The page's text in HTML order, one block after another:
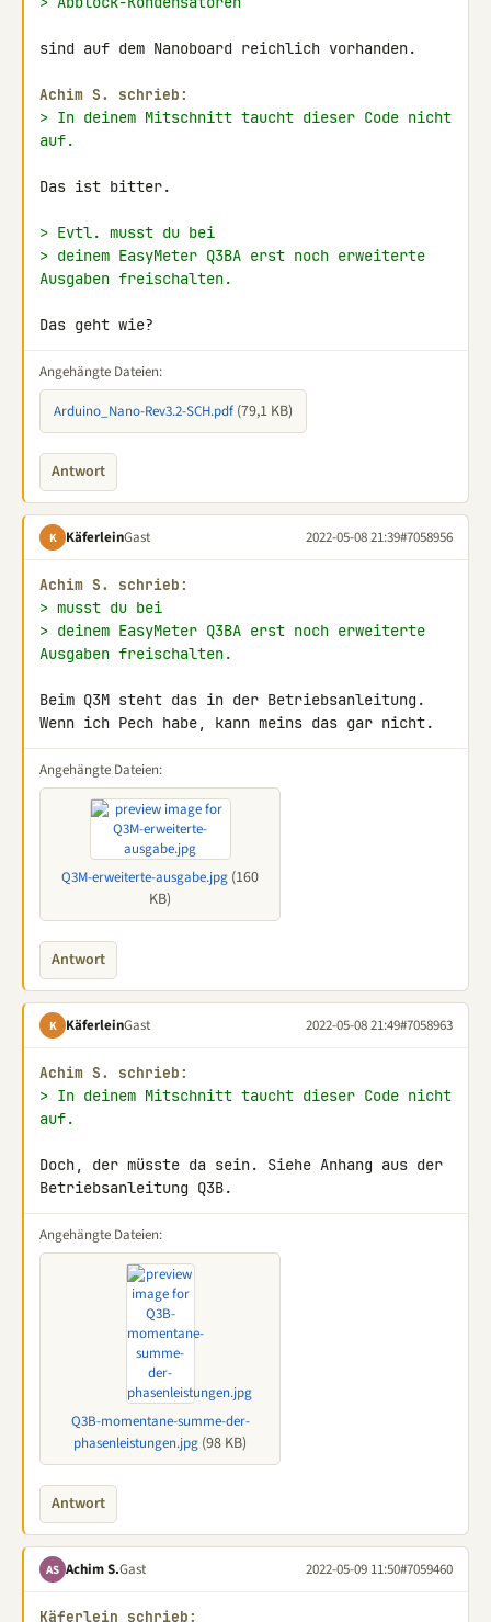
sind auf dem Nanoboard reichlich vorhanden.
Achim S. schrieb:
> In deinem Mitschnitt taucht dieser Code nicht
auf.
Das ist bitter.
> Evtl. musst du bei
> deinem EasyMeter Q3BA erst noch erweiterte
Ausgaben freischalten.
Das geht wie?
Angehängte Dateien:
Arduino_Nano-Rev3.2-SCH.pdf (79,1 KB)
Antwort
K KäferleinGast 2022-05-08 21:39#7058956
Achim S. schrieb:
> musst du bei
> deinem EasyMeter Q3BA erst noch erweiterte
Ausgaben freischalten.
Beim Q3M steht das in der Betriebsanleitung.
Wenn ich Pech habe, kann meins das gar nicht.
Angehängte Dateien:
Q3M-erweiterte-ausgabe.jpg (160
KB)
Antwort
K KäferleinGast 2022-05-08 21:49#7058963
Achim S. schrieb:
> In deinem Mitschnitt taucht dieser Code nicht
auf.
Doch, der müsste da sein. Siehe Anhang aus der
Betriebsanleitung Q3B.
Angehängte Dateien:
Q3B-momentane-summe-der-
phasenleistungen.jpg (98 KB)
Antwort
AS Achim S.Gast 2022-05-09 11:50#7059460
Käferlein schrieb: